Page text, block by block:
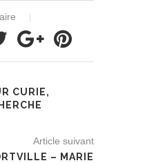
CURIE,
Article suivant
– MARIE